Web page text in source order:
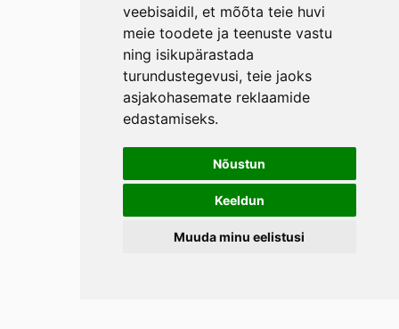
veebisaidil, et mõõta teie huvi
meie toodete ja teenuste vastu
ning isikupärastada
turundustegevusi, teie jaoks
asjakohasemate reklaamide
edastamiseks.
Nõustun
Keeldun
Muuda minu eelistusi